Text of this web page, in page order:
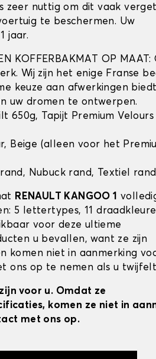
zeer nuttig om dit vaak
te beschermen. Uw
jaar.
KOFFERBAKMAT OP MAAT:
Wij zijn het enige Franse
keuze aan afwerkingen
uw dromen te ontwerpen.
650g, Tapijt Premium Velours
Beige (alleen voor het
rand, Nubuck rand, Textiel rand
RENAULT KANGOO 1
5 lettertypes, 11
voor deze ultieme
u bevallen, want ze zijn
komen niet in aanmerking
ons op te nemen als u
voor u. Omdat ze
komen ze niet in
met ons op.